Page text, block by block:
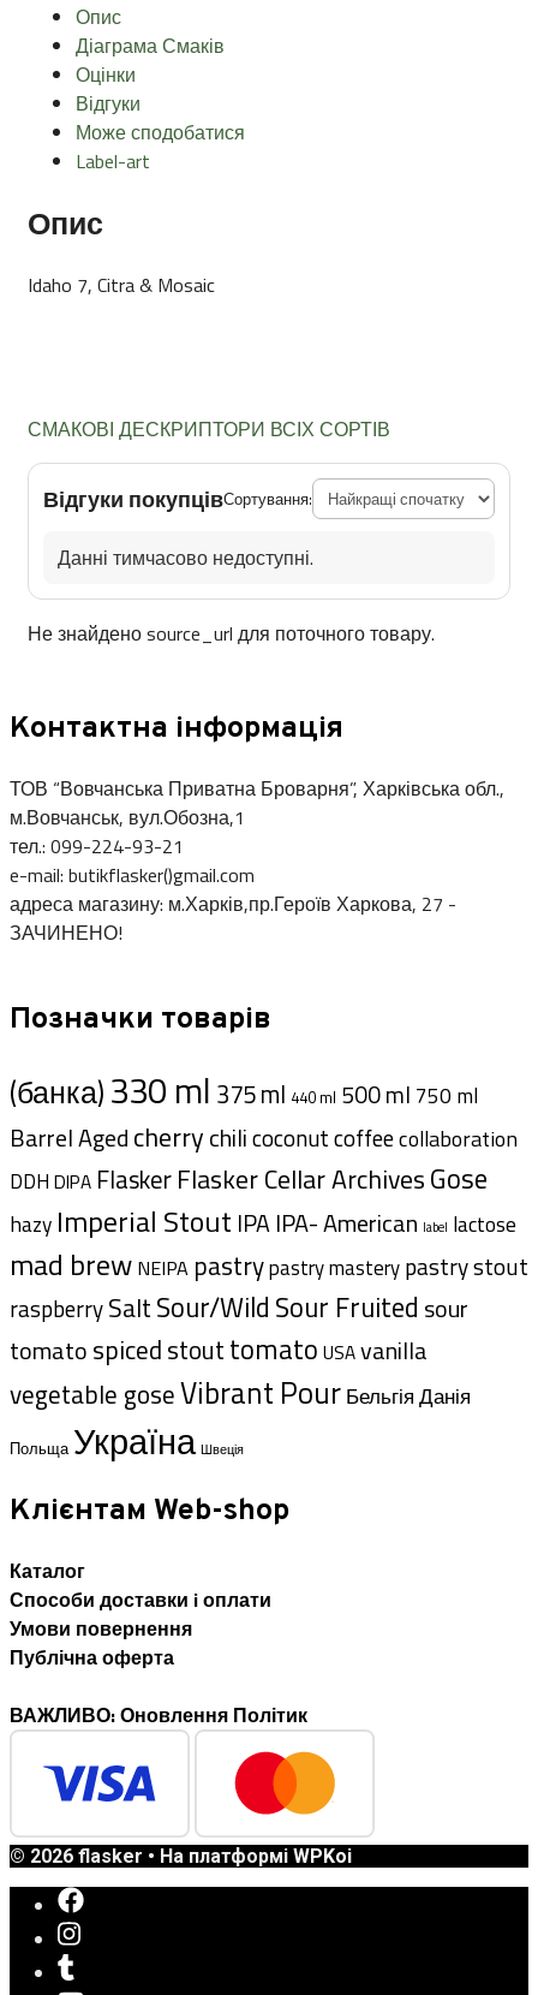
Опис
Діаграма Смаків
Оцінки
Відгуки
Може сподобатися
Label-art
Опис
Idaho 7, Citra & Mosaic
СМАКОВІ ДЕСКРИПТОРИ ВСІХ СОРТІВ
Відгуки покупцівСортування:
Данні тимчасово недоступні.
Не знайдено source_url для поточного товару.
Контактна інформація
ТОВ “Вовчанська Приватна Броварня”, Харківська обл.,
м.Вовчанськ, вул.Обозна,1
тел.: 099-224-93-21
e-mail: butikflasker()gmail.com
адреса магазину: м.Харків,пр.Героїв Харкова, 27 -
ЗАЧИНЕНО!
Позначки товарів
(банка)330 ml 375 ml 440 ml 500 ml 750 ml
Barrel Agedcherrychilicoconutcoffeecollaboration
DDH DIPA FlaskerFlasker Cellar ArchivesGose
hazy Imperial Stout IPA IPA- American label lactose
mad brew NEIPA pastrypastry masterypastry stout
raspberrySaltSour/Wild Sour Fruited sour
tomatospicedstouttomato USAvanilla
vegetable goseVibrant PourБельгіяДанія
Польща Україна Швеція
Клієнтам Web-shop
Каталог
Способи доставки i оплати
Умови повернення
Публічна оферта
ВАЖЛИВО: Оновлення Політик
© 2026 flasker • На платформі WPKoi